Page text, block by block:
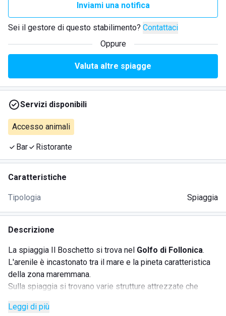
Inviami una notifica
Sei il gestore di questo stabilimento? Contattaci
Oppure
Valuta altre spiagge
Servizi disponibili
Accesso animali
Bar Ristorante
Caratteristiche
Tipologia Spiaggia
Descrizione
La spiaggia Il Boschetto si trova nel Golfo di Follonica.
L'arenile è incastonato tra il mare e la pineta caratteristica
della zona maremmana.
Sulla spiaggia si trovano varie strutture attrezzate che
bar e ristoranti.
Leggi di più